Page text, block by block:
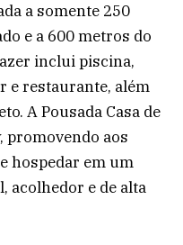
a somente 250
e a 600 metros do
inclui piscina,
e restaurante, além
A Pousada Casa de
promovendo aos
hospedar em um
acolhedor e de alta